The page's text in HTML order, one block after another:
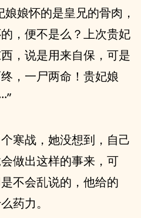
娘怀的是皇兄的骨肉，
，便不是么？上次贵妃
，说是用来自保，可是
，一尸两命！贵妃娘
寒战，她没想到，自己
做出这样的事来，可
不会乱说的，他给的
药力。